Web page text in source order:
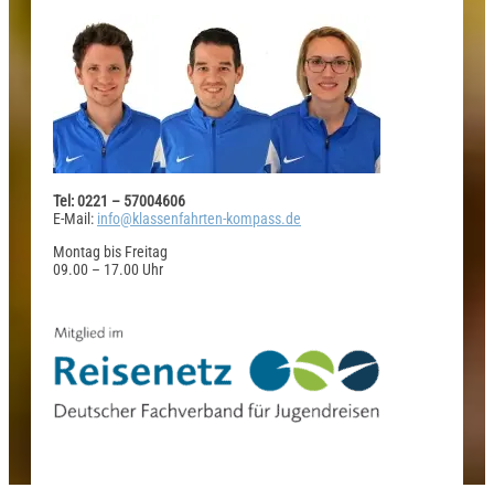
Tel: 0221 – 57004606
E-Mail: info@klassenfahrten-kompass.de
Montag bis Freitag
09.00 – 17.00 Uhr